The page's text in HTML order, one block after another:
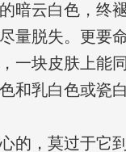
暗云白色，终
量脱失。更要
一块皮肤上能
和乳白色或瓷
的，莫过于它